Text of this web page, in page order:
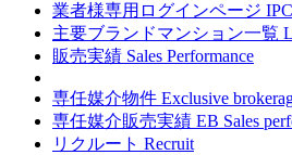
業者様専用ログインページ
主要ブランドマンション一覧
販売実績 Sales Performance
専任媒介物件 Exclusive
専任媒介販売実績 EB Sales
リクルート Recruit